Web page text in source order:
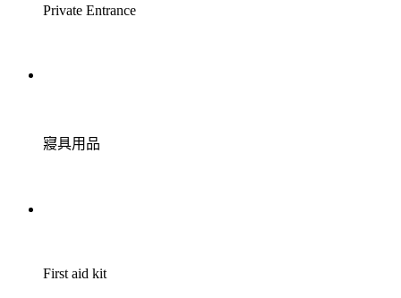
Private Entrance
寢具用品
First aid kit